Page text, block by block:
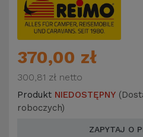
370,00 zł
300,81 zł netto
Produkt NIEDOSTĘPNY
roboczych)
ZAPYTAJ O